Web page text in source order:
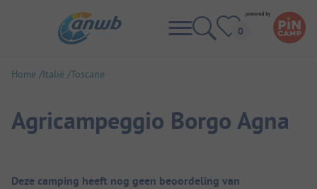
Home Italië Toscane
Agricampeggio Borgo Agna
Camping overzicht
Deze camping heeft nog geen beoordeling van